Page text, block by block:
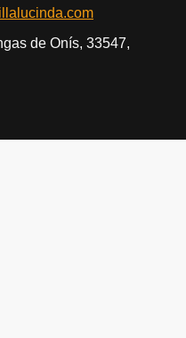
de Onís, 33547,